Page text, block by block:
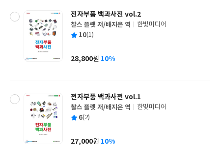
전자부품 백과사전 vol.2
글
쓴
찰스 플랫 저/배지은 역
출
사
한빛미디어
평 10(1)
가
28,800원 10%
전자부품 백과사전 vol.1
글
쓴
찰스 플랫 저/배지은 역
출
사
한빛미디어
평 6(2)
가
27,000원 10%